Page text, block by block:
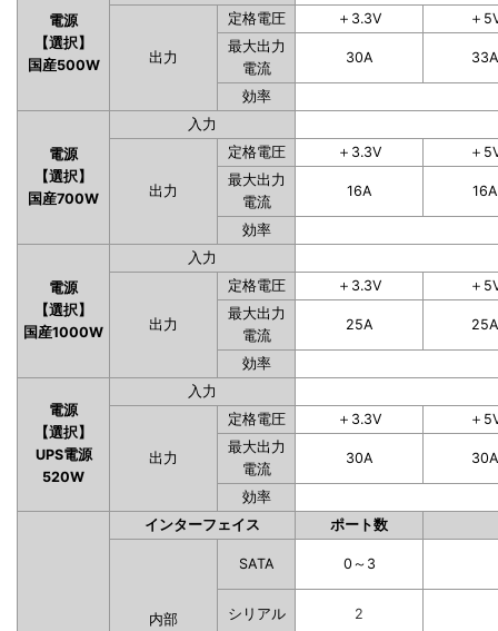
電源
【選択】
国産500W
出力
定格電圧 ＋3.3V
＋
最大出力
電流
30A 33A
効率
電源
【選択】
国産700W
入力
出力
定格電圧 ＋3.3V
＋
最大出力
電流
16A 16A
効率
電源
【選択】
国産1000W
入力
出力
定格電圧 ＋3.3V
＋
最大出力
電流
25A 25A
効率
電源
【選択】
UPS電源
520W
入力
出力
定格電圧 ＋3.3V
＋
最大出力
電流
30A 30A
効率
インターフェイス ポート数
内部
SATA 0～3
シリアル 2